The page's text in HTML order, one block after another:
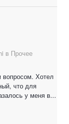
в Прочее
Хотел
что для
у меня в...